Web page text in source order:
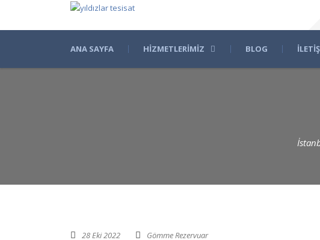
ANA SAYFA HIZMETLERIMIZ BLOG
28 Eki 2022 Gömme Rezervuar